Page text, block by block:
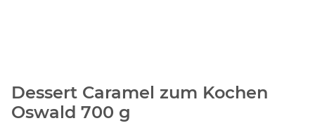
Dessert Caramel zum Kochen
Oswald 700 g